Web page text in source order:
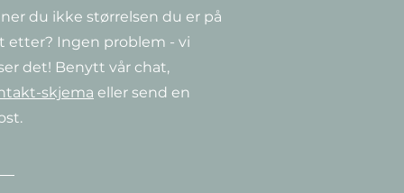
Hurtigvisning
Clematis ‘Guernsey Cream’
Pris
349,00 kr
Hurtigvisning
Clematis 'Niobe'
Pris
349,00 kr
Hurtigvisning
CorTen Watertable
Fra14 990,00 kr
Salgspris
du ikke størrelsen du er på
etter? Ingen problem - vi
det! Benytt vår chat,
skjema eller send en